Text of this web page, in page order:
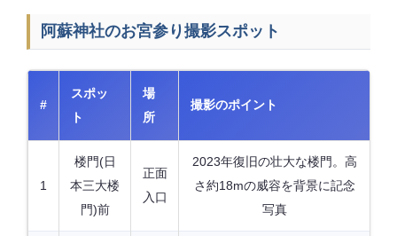
阿蘇神社のお宮参り撮影スポット
#
スポッ
ト
場
所
撮影のポイント
1
楼門(日
本三大楼
門)前
正面
入口
2023年復旧の壮大な楼門。高
さ約18mの威容を背景に記念
写真